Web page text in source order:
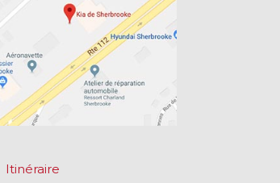
Itinéraire